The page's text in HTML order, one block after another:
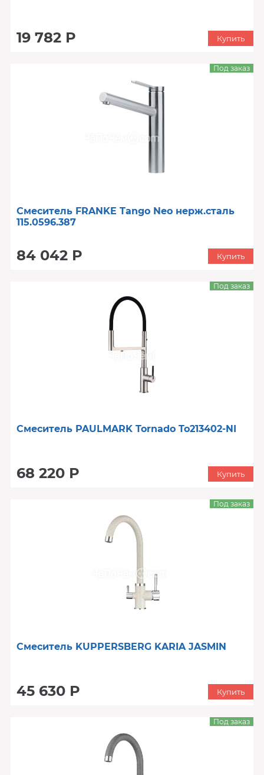
19 782 Р Купить
Смеситель FRANKE Tango Neo нерж.сталь
115.0596.387
84 042 Р
Под заказ
Купить
Смеситель PAULMARK Tornado To213402-NI
68 220 Р
Под заказ
Купить
Смеситель KUPPERSBERG KARIA JASMIN
45 630 Р
Под заказ
Купить
Под заказ